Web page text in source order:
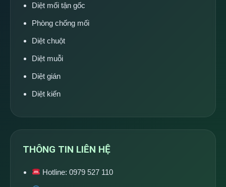
Diệt mối tận gốc
Phòng chống mối
Diệt chuột
Diệt muỗi
Diệt gián
Diệt kiến
THÔNG TIN LIÊN HỆ
Hotline:0979 527 110